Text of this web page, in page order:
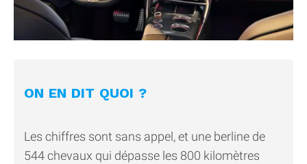
ON EN DIT QUOI ?
Les chiffres sont sans appel, et une berline de
544 chevaux qui dépasse les 800 kilomètres